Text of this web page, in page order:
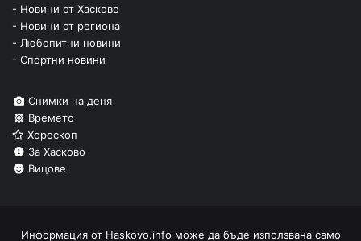
- Новини от Хасково
- Новини от региона
- Любопитни новини
- Спортни новини
Снимки на деня
Времето
Хороскоп
За Хасково
Вицове
Информация от Haskovo.info може да бъде използвана само